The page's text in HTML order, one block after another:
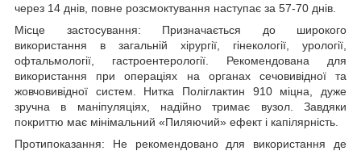
через 14 днів, повне розсмоктування наступає за 57-70 днів.
Місце застосування: Призначається до широкого
використання в загальній хірургії, гінекології, урології,
офтальмології, гастроентерології. Рекомендована для
використання при операціях на органах сечовивідної та
жовчовивідної систем. Нитка Поліглактин 910 міцна, дуже
зручна в маніпуляціях, надійно тримає вузол. Завдяки
покриттю має мінімальний «Пиляючий» ефект і капілярність.
Протипоказання: Не рекомендовано для використання де